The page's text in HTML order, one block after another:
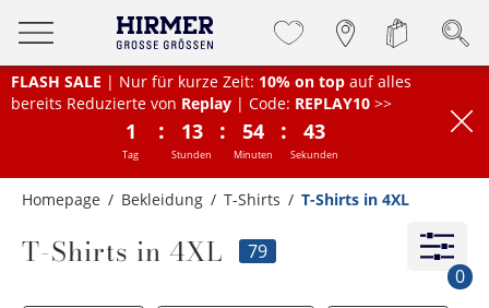
FLASH SALE | Nur für kurze Zeit: 10% on topauf alles
bereits Reduzierte von Replay| Code: REPLAY10>>
1
Tag
: 13
Stunden
: 54
Minuten
: 42
Sekunden
Homepage Bekleidung T-Shirts T-Shirts in 4XL
T-Shirts in 4XL
79
0